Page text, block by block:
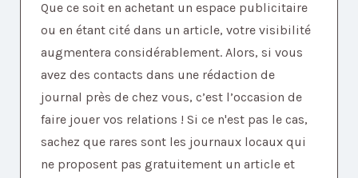
Que ce soit en achetant un espace publicitaire
ou en étant cité dans un article, votre visibilité
augmentera considérablement. Alors, si vous
avez des contacts dans une rédaction de
journal près de chez vous, c’est l’occasion de
faire jouer vos relations ! Si ce n'est pas le cas,
sachez que rares sont les journaux locaux qui
ne proposent pas gratuitement un article et